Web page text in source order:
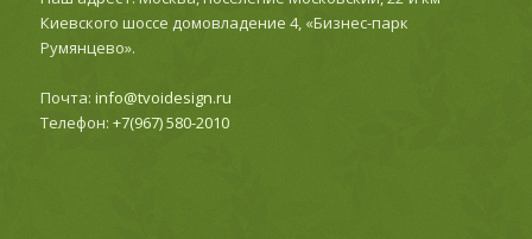
Киевского шоссе домовладение 4, «Бизнес-парк
Румянцево».
Почта: info@tvoidesign.ru
Телефон: +7(967) 580-2010